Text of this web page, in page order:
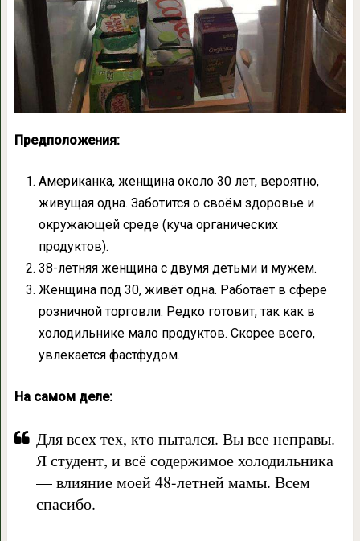
Предположения:
Американка, женщина около 30 лет, вероятно,
живущая одна. Заботится о своём здоровье и
окружающей среде (куча органических
продуктов).
38-летняя женщина с двумя детьми и мужем.
Женщина под 30, живёт одна. Работает в сфере
розничной торговли. Редко готовит, так как в
холодильнике мало продуктов. Скорее всего,
увлекается фастфудом.
На самом деле:
Для всех тех, кто пытался. Вы все неправы.
Я студент, и всё содержимое холодильника
— влияние моей 48-летней мамы. Всем
спасибо.